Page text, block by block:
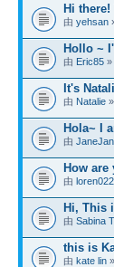
Hi
由 yehsan
Hollo ~
由 Eric85 »
It's
由 Natalie
Hola~ I
由
How are
由
Hi, This
由 Sabina
this is
由 kate lin